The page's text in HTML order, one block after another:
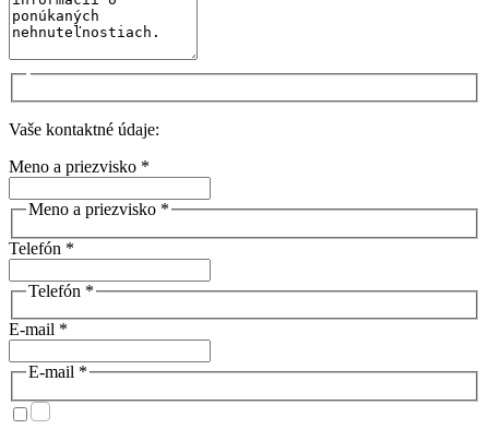
Vaše kontaktné údaje:
Meno a priezvisko *
Meno a priezvisko *
Telefón *
Telefón *
E-mail *
E-mail *